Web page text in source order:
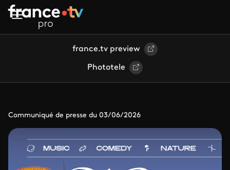
Aller au contenu principal
france.tv preview
Phototele
Communiqué de presse du 03/06/2026